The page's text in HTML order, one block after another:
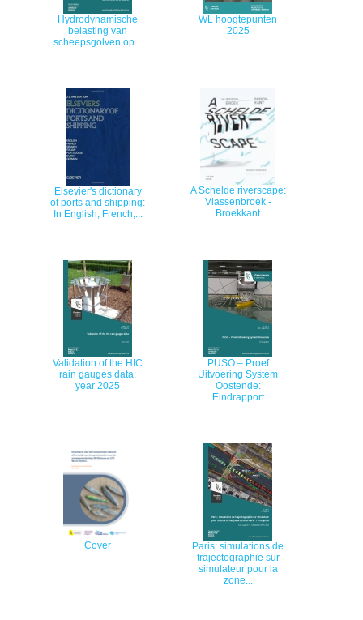
Hydrodynamische
belasting van
scheepsgolven op...
WL hoogtepunten
2025
Elsevier's dictionary
of ports and shipping:
In English, French,...
A Schelde riverscape:
Vlassenbroek -
Broekkant
Validation of the HIC
rain gauges data:
year 2025
PUSO – Proef
Uitvoering System
Oostende:
Eindrapport
Cover
Paris: simulations de
trajectographie sur
simulateur pour la
zone...